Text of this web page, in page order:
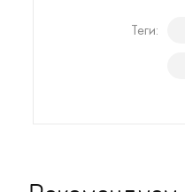
Теги: